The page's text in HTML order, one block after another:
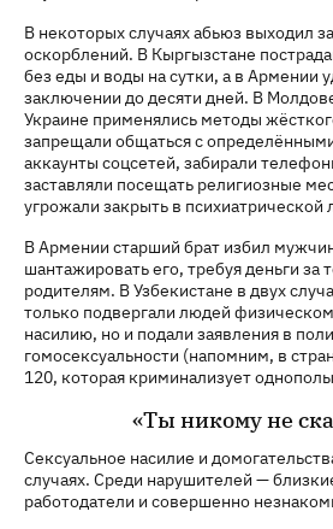
В некоторых случаях абьюз выходил
оскорблений. В Кыргызстане
без еды и воды на сутки, а в Армении
заключении до десяти дней. В
Украине применялись методы
запрещали общаться с
аккаунты соцсетей, забирали
заставляли посещать религиозные
угрожали закрыть в психиатрической
В Армении старший брат избил
шантажировать его, требуя деньги за
родителям. В Узбекистане в двух
только подвергали людей
насилию, но и подали заявления в
гомосексуальности (напомним, в
120, которая криминализует
«Ты никому не
Сексуальное насилие и
случаях. Среди нарушителей —
работодатели и совершенно